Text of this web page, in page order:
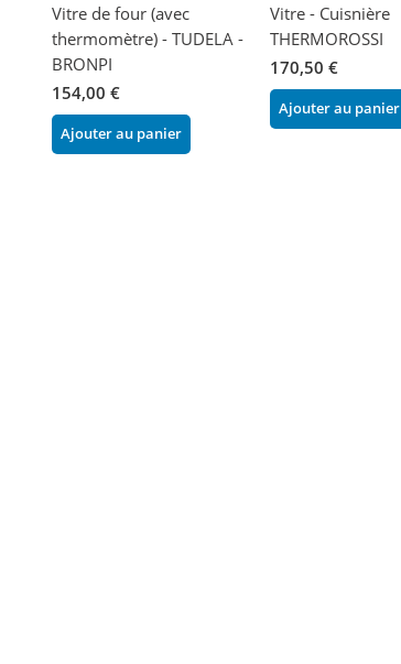
Vitre de four (avec
thermomètre) - TUDELA -
BRONPI
154,00 €
Ajouter au panier
Vitre - Cuisnière
THERMOROSSI
170,50 €
Ajouter au panier